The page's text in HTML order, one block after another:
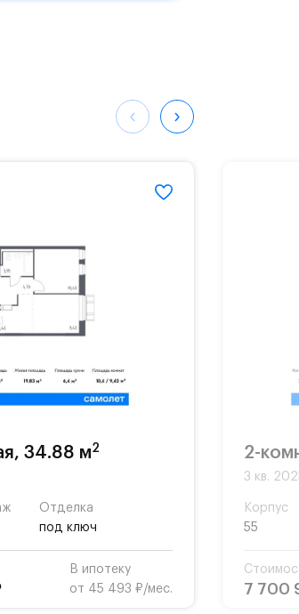
34.88 м2
Отделка
под ключ
В ипотеку
от 45 493 ₽/мес.
2-
3 кв.
Корпус
55
7 700